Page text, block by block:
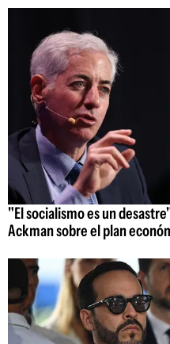
"El socialismo es un
Ackman sobre el plan